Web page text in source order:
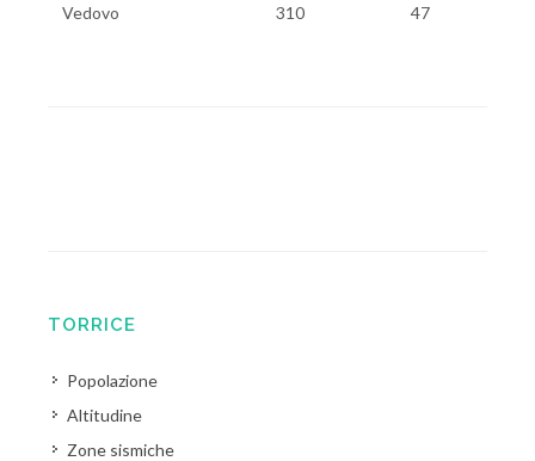
Vedovo 310 47
TORRICE
Popolazione
Altitudine
Zone sismiche